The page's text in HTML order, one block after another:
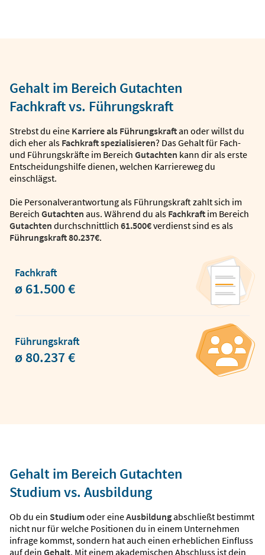
Gehalt im Bereich Gutachten
Fachkraft vs. Führungskraft
Strebst du eine Karriere als Führungskraftan oder willst du
dich eher als Fachkraft spezialisieren? Das Gehalt für Fach-
und Führungskräfte im Bereich Gutachten kann dir als erste
Entscheidungshilfe dienen, welchen Karriereweg du
einschlägst.
Die Personalverantwortung als Führungskraft zahlt sich im
Bereich Gutachten aus. Während du als Fachkraft im Bereich
Gutachten durchschnittlich 61.500€verdienst sind es als
Führungskraft80.237€.
Fachkraft
ø 61.500 €
Führungskraft
ø 80.237 €
Gehalt im Bereich Gutachten
Studium vs. Ausbildung
Ob du ein Studiumoder eineAusbildungabschließt bestimmt
nicht nur für welche Positionen du in einem Unternehmen
infrage kommst, sondern hat auch einen erheblichen Einfluss
auf dein Gehalt. Mit einem akademischen Abschluss ist dein